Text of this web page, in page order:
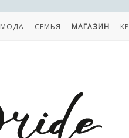
МОДА СЕМЬЯ МАГАЗИН